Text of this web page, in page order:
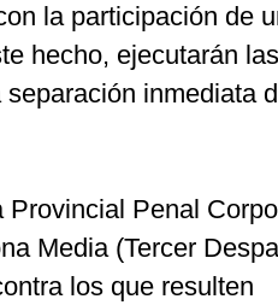
la participación de
hecho, ejecutarán
inmediata
Penal
Media (Tercer
los que resulten